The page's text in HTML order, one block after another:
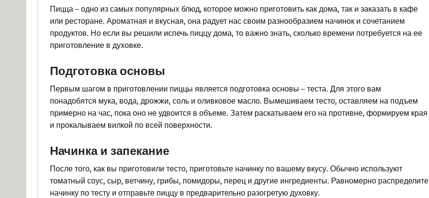
Пицца – одно из самых популярных блюд, которое можно приготовить как дома, так и заказать в кафе
или ресторане. Ароматная и вкусная, она радует нас своим разнообразием начинок и сочетанием
продуктов. Но если вы решили испечь пиццу дома, то важно знать, сколько времени потребуется на ее
приготовление в духовке.
Подготовка основы
Первым шагом в приготовлении пиццы является подготовка основы – теста. Для этого вам
понадобятся мука, вода, дрожжи, соль и оливковое масло. Вымешиваем тесто, оставляем на подъем
примерно на час, пока оно не удвоится в объеме. Затем раскатываем его на противне, формируем края
и прокалываем вилкой по всей поверхности.
Начинка и запекание
После того, как вы приготовили тесто, приготовьте начинку по вашему вкусу. Обычно используют
томатный соус, сыр, ветчину, грибы, помидоры, перец и другие ингредиенты. Равномерно распределите
начинку по тесту и отправьте пиццу в предварительно разогретую духовку.